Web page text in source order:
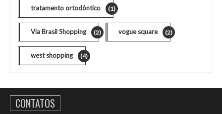
tratamento ortodôntico (1)
Via Brasil Shopping (2) vogue square (2)
west shopping (4)
CONTATOS